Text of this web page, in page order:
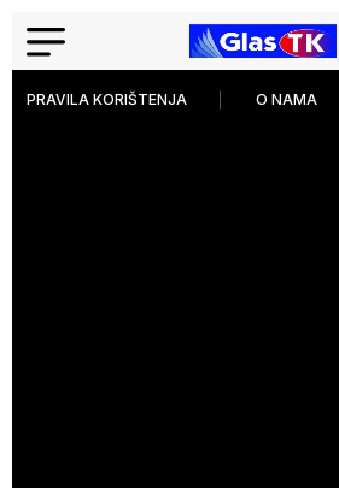
PRAVILA KORIŠTENJA O NAMA